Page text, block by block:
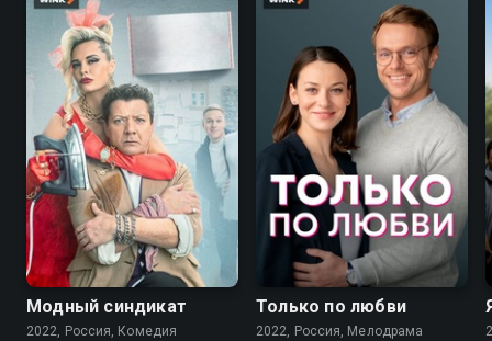
7.6
Модный синдикат
2022, Россия, Комедия
Только по любви
2022, Россия, Мелодрама